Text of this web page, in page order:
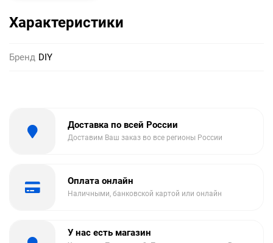
Характеристики
Бренд DIY
Доставка по всей России
Доставим Ваш заказ во все регионы России
Оплата онлайн
Наличными, банковской картой или онлайн
У нас есть магазин